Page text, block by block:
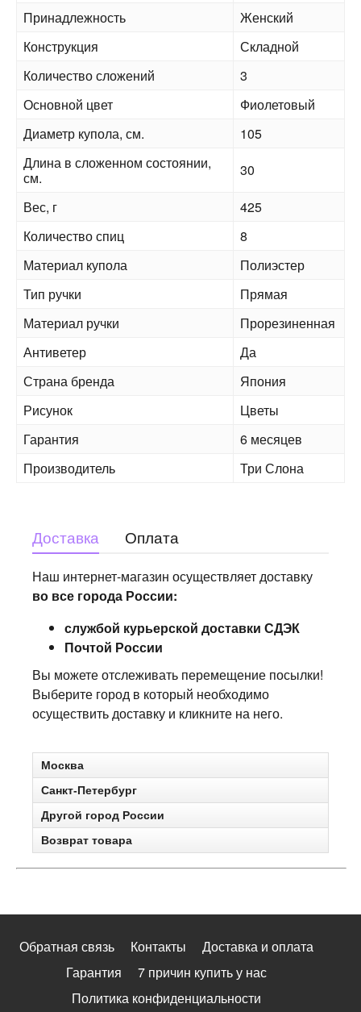
Принадлежность
Женский
Конструкция
Складной
Количество сложений
3
Основной цвет
Фиолетовый
Диаметр купола, см.
105
Длина в сложенном состоянии,
см.
30
Вес, г
425
Количество спиц
8
Материал купола
Полиэстер
Тип ручки
Прямая
Материал ручки
Прорезиненная
Антиветер
Да
Страна бренда
Япония
Рисунок
Цветы
Гарантия
6 месяцев
Производитель
Три Слона
Доставка Оплата
Наш интернет-магазин осуществляет доставку
во все города России:
службой курьерской доставки СДЭК
Почтой России
Вы можете отслеживать перемещение посылки!
Выберите город в который необходимо
осуществить доставку и кликните на него.
Москва
Санкт-Петербург
Другой город России
Возврат товара
Обратная связь Контакты
Доставка и оплата
Гарантия
7 причин купить у нас
Политика конфиденциальности